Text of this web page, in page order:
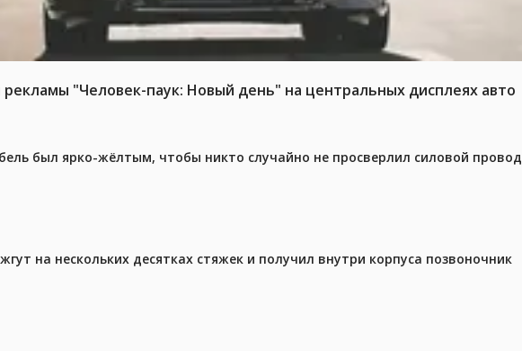
"Человек-паук: Новый день" на центральных дисплеях авто
был ярко-жёлтым, чтобы никто случайно не просверлил силовой провод
на нескольких десятках стяжек и получил внутри корпуса позвоночник